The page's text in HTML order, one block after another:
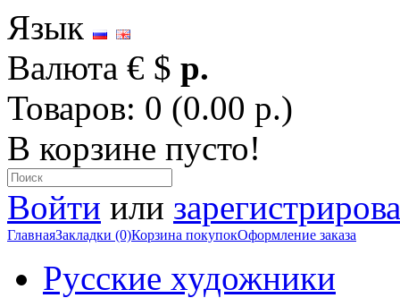
Язык
Валюта € $ р.
Товаров: 0 (0.00 р.)
В корзине пусто!
Войти или
ГлавнаяЗакладки (0)Корзина покупокОформление заказа
Русские художники